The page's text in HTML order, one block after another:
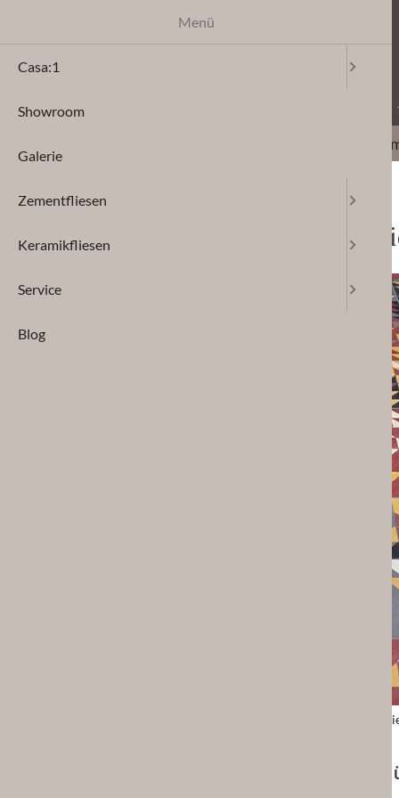
Fliesen für
Navigation
Charakterstarke Fliesen für
Mit nur einer Fliese (HAC045) ensteht ein individueller und
Wollen Sie
Menü
Casa:1
Showroom
Galerie
Zementfliesen
Keramikfliesen
Service
Blog